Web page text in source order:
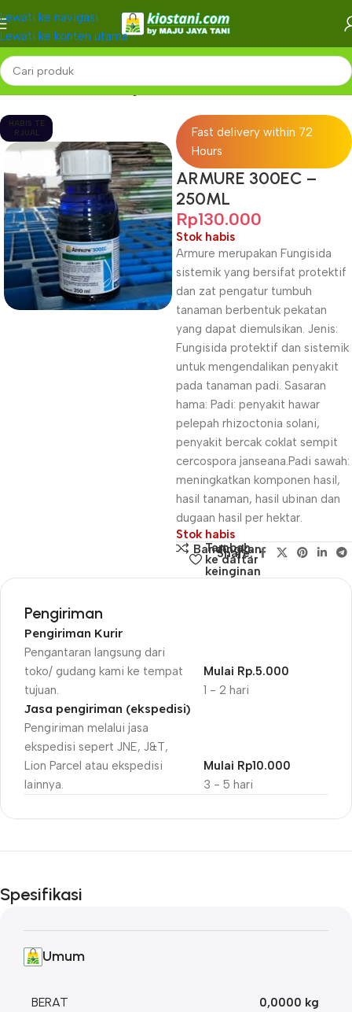
Lewati ke navigasi
Lewati ke konten utama
Beranda PESTISIDA Fungisida
HABIS TE
RJUAL
Fast delivery within 72
Hours
ARMURE 300EC –
250ML
Rp130.000
Stok habis
Armure merupakan Fungisida
sistemik yang bersifat protektif
dan zat pengatur tumbuh
tanaman berbentuk pekatan
yang dapat diemulsikan. Jenis:
Fungisida protektif dan sistemik
untuk mengendalikan penyakit
pada tanaman padi. Sasaran
hama: Padi: penyakit hawar
pelepah rhizoctonia solani,
penyakit bercak coklat sempit
cercospora janseana.Padi sawah:
meningkatkan komponen hasil,
hasil tanaman, hasil ubinan dan
dugaan hasil per hektar.
Stok habis
Bandingkan
Tambah
ke daftar
keinginan
Share:
Pengiriman
Pengiriman Kurir
Pengantaran langsung dari
toko/ gudang kami ke tempat
tujuan.
1 - 2 hari
Mulai Rp.5.000
Jasa pengiriman (ekspedisi)
Pengiriman melalui jasa
ekspedisi sepert JNE, J&T,
Lion Parcel atau ekspedisi
lainnya.
3 - 5 hari
Mulai Rp10.000
Unbeatable offers
Blowout!
Spesifikasi
Umum
BERAT 0,0000 kg